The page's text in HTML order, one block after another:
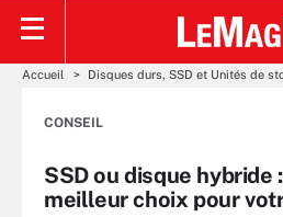
Accueil Disques durs, SSD et Unités de
CONSEIL
SSD ou disque hybride
meilleur choix pour